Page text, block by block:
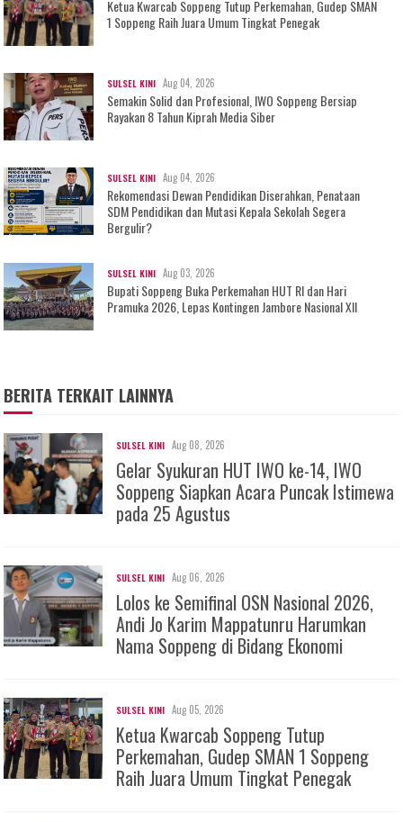
Ketua Kwarcab Soppeng Tutup Perkemahan, Gudep SMAN
1 Soppeng Raih Juara Umum Tingkat Penegak
SULSEL KINI Aug 04, 2026
Semakin Solid dan Profesional, IWO Soppeng Bersiap
Rayakan 8 Tahun Kiprah Media Siber
SULSEL KINI Aug 04, 2026
Rekomendasi Dewan Pendidikan Diserahkan, Penataan
SDM Pendidikan dan Mutasi Kepala Sekolah Segera
Bergulir?
SULSEL KINI Aug 03, 2026
Bupati Soppeng Buka Perkemahan HUT RI dan Hari
Pramuka 2026, Lepas Kontingen Jambore Nasional XII
BERITA TERKAIT LAINNYA
SULSEL KINI Aug 08, 2026
Gelar Syukuran HUT IWO ke-14, IWO
Soppeng Siapkan Acara Puncak Istimewa
pada 25 Agustus
SULSEL KINI Aug 06, 2026
Lolos ke Semifinal OSN Nasional 2026,
Andi Jo Karim Mappatunru Harumkan
Nama Soppeng di Bidang Ekonomi
SULSEL KINI Aug 05, 2026
Ketua Kwarcab Soppeng Tutup
Perkemahan, Gudep SMAN 1 Soppeng
Raih Juara Umum Tingkat Penegak